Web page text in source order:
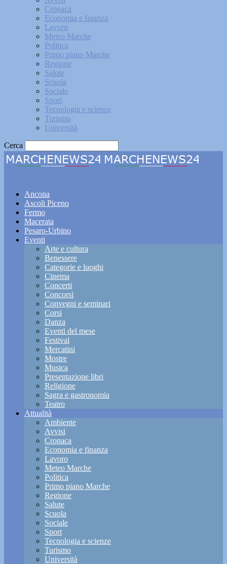
Cronaca
Economia e finanza
Lavoro
Meteo Marche
Politica
Primo piano Marche
Regione
Salute
Scuola
Sociale
Sport
Tecnologia e scienze
Turismo
Università
Cerca
Ancona
Ascoli Piceno
Fermo
Macerata
Pesaro-Urbino
Eventi
Arte e cultura
Benessere
Categorie e luoghi
Cinema
Concerti
Concorsi
Convegni e seminari
Corsi
Danza
Eventi del mese
Festival
Mercatini
Mostre
Musica
Presentazione libri
Religione
Sagra e gastronomia
Teatro
Attualità
Ambiente
Avvisi
Cronaca
Economia e finanza
Lavoro
Meteo Marche
Politica
Primo piano Marche
Regione
Salute
Scuola
Sociale
Sport
Tecnologia e scienze
Turismo
Università